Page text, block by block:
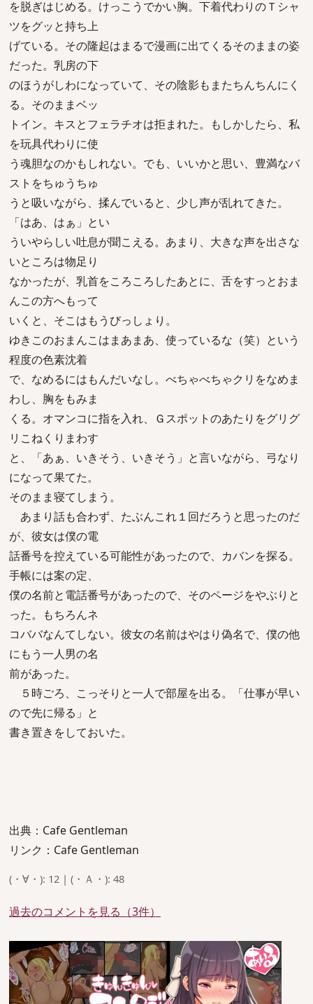
を脱ぎはじめる。けっこうでかい胸。下着代わりのＴシャ
ツをグッと持ち上
げている。その隆起はまるで漫画に出てくるそのままの姿
だった。乳房の下
のほうがしわになっていて、その陰影もまたちんちんにく
る。そのままベッ
トイン。キスとフェラチオは拒まれた。もしかしたら、私
を玩具代わりに使
う魂胆なのかもしれない。でも、いいかと思い、豊満なバ
ストをちゅうちゅ
うと吸いながら、揉んでいると、少し声が乱れてきた。
「はあ、はぁ」とい
ういやらしい吐息が聞こえる。あまり、大きな声を出さな
いところは物足り
なかったが、乳首をころころしたあとに、舌をすっとおま
んこの方へもって
いくと、そこはもうびっしょり。
ゆきこのおまんこはまあまあ、使っているな（笑）という
程度の色素沈着
で、なめるにはもんだいなし。べちゃべちゃクリをなめま
わし、胸をもみま
くる。オマンコに指を入れ、Ｇスポットのあたりをグリグ
リこねくりまわす
と、「あぁ、いきそう、いきそう」と言いながら、弓なり
になって果てた。
そのまま寝てしまう。
あまり話も合わず、たぶんこれ１回だろうと思ったのだ
が、彼女は僕の電
話番号を控えている可能性があったので、カバンを探る。
手帳には案の定、
僕の名前と電話番号があったので、そのページをやぶりと
った。もちろんネ
コババなんてしない。彼女の名前はやはり偽名で、僕の他
にもう一人男の名
前があった。
５時ごろ、こっそりと一人で部屋を出る。「仕事が早い
ので先に帰る」と
書き置きをしておいた。
出典：Cafe Gentleman
リンク：Cafe Gentleman
(・∀・): 12 | (・Ａ・): 48
過去のコメントを見る（3件）